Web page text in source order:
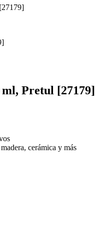
ml, Pretul [27179]
cerámica y más